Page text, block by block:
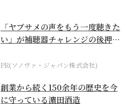
「ヤブサメの声をもう一度聴きた
い」が補聴器チャレンジの後押し
PR(ソノヴァ・ジャパン株式会社)
創業から続く150余年の歴史を今
に守っている濵田酒造